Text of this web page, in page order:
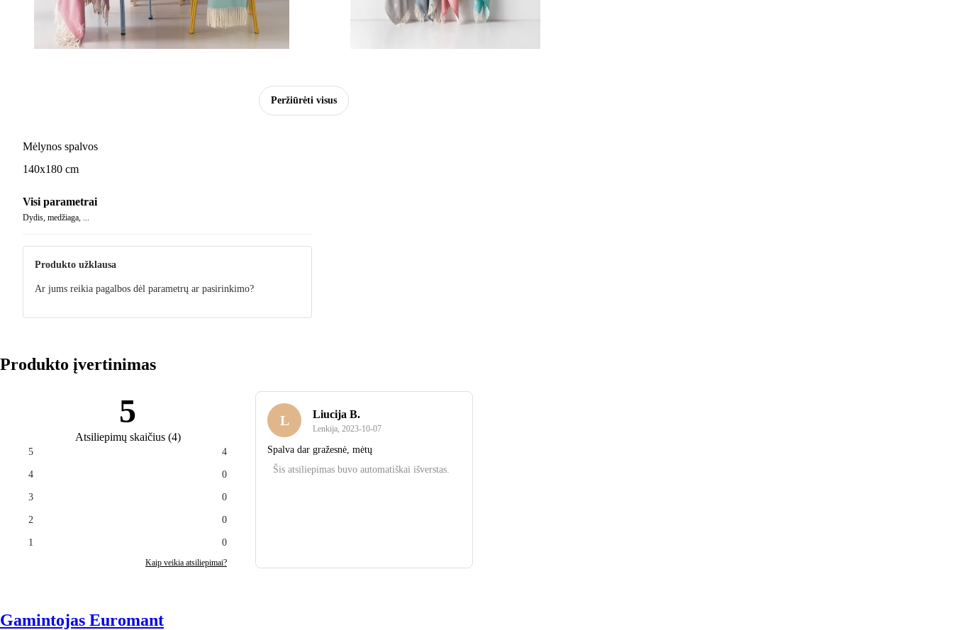
Peržiūrėti visus
Mėlynos spalvos
140x180 cm
Visi parametrai
Dydis, medžiaga, ...
Produkto užklausa
Ar jums reikia pagalbos dėl parametrų ar pasirinkimo?
Produkto įvertinimas
5
Atsiliepimų skaičius(4)
5 4
4 0
3 0
2 0
1 0
Kaip veikia atsiliepimai?
L Liucija B.
Lenkija, 2023‑10‑07
Spalva dar gražesnė, mėtų
Šis atsiliepimas buvo automatiškai išverstas.
Gamintojas Euromant